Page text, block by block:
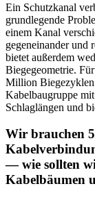
Ein Schutzkanal
grundlegende
einem Kanal
gegeneinander und
bietet außerdem
Biegegeometrie.
Million Biegezyklen
Kabelbaugruppe
Schlaglängen und
Wir brauchen
— wie sollten
Kabelbäumen